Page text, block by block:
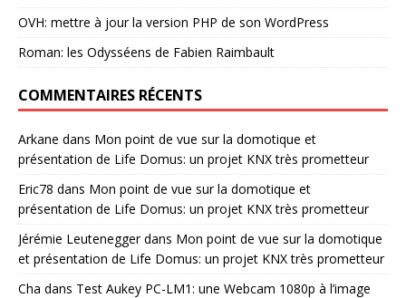
OVH: mettre à jour la version PHP de son WordPress
Roman: les Odysséens de Fabien Raimbault
COMMENTAIRES RÉCENTS
Arkane dans Mon point de vue sur la domotique et
présentation de Life Domus: un projet KNX très prometteur
Eric78 dans Mon point de vue sur la domotique et
présentation de Life Domus: un projet KNX très prometteur
Jérémie Leuteneggerdans Mon point de vue sur la domotique
et présentation de Life Domus: un projet KNX très prometteur
Cha dans Test Aukey PC-LM1: une Webcam 1080p à l’image